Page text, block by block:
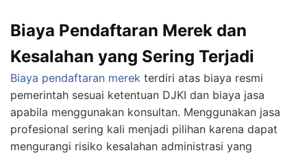
Biaya Pendaftaran Merek dan
Kesalahan yang Sering Terjadi
Biaya pendaftaran merek terdiri atas biaya resmi
pemerintah sesuai ketentuan DJKI dan biaya jasa
apabila menggunakan konsultan. Menggunakan jasa
profesional sering kali menjadi pilihan karena dapat
mengurangi risiko kesalahan administrasi yang